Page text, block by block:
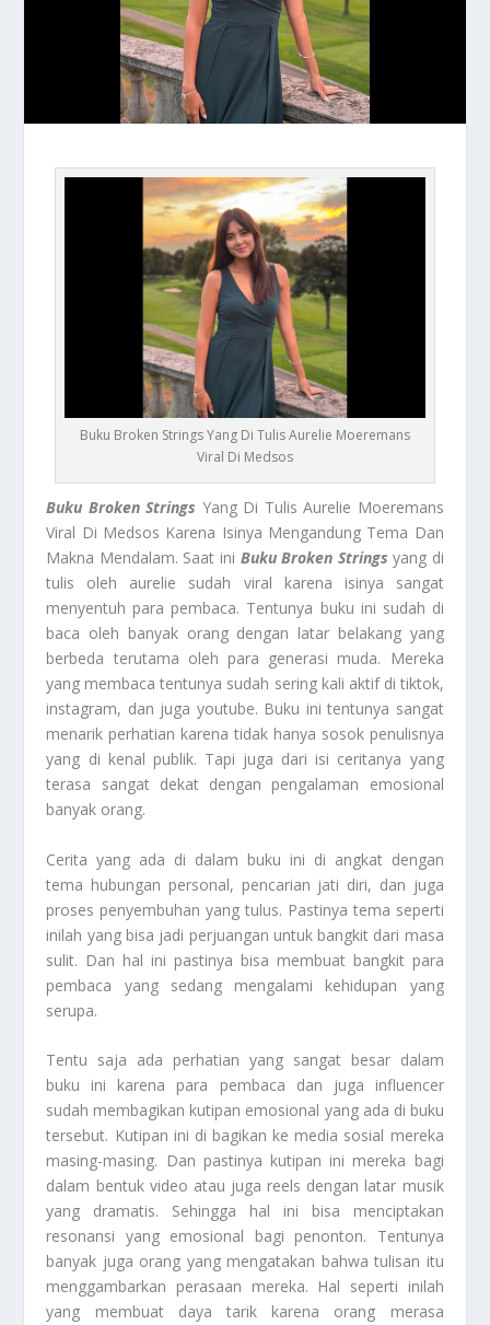
Buku Broken Strings Yang Di Tulis Aurelie Moeremans
Viral Di Medsos
Buku Broken Strings Yang Di Tulis Aurelie Moeremans
Viral Di Medsos Karena Isinya Mengandung Tema Dan
Makna Mendalam. Saat ini Buku Broken Strings yang di
tulis oleh aurelie sudah viral karena isinya sangat
menyentuh para pembaca. Tentunya buku ini sudah di
baca oleh banyak orang dengan latar belakang yang
berbeda terutama oleh para generasi muda. Mereka
yang membaca tentunya sudah sering kali aktif di tiktok,
instagram, dan juga youtube. Buku ini tentunya sangat
menarik perhatian karena tidak hanya sosok penulisnya
yang di kenal publik. Tapi juga dari isi ceritanya yang
terasa sangat dekat dengan pengalaman emosional
banyak orang.
Cerita yang ada di dalam buku ini di angkat dengan
tema hubungan personal, pencarian jati diri, dan juga
proses penyembuhan yang tulus. Pastinya tema seperti
inilah yang bisa jadi perjuangan untuk bangkit dari masa
sulit. Dan hal ini pastinya bisa membuat bangkit para
pembaca yang sedang mengalami kehidupan yang
serupa.
Tentu saja ada perhatian yang sangat besar dalam
buku ini karena para pembaca dan juga influencer
sudah membagikan kutipan emosional yang ada di buku
tersebut. Kutipan ini di bagikan ke media sosial mereka
masing-masing. Dan pastinya kutipan ini mereka bagi
dalam bentuk video atau juga reels dengan latar musik
yang dramatis. Sehingga hal ini bisa menciptakan
resonansi yang emosional bagi penonton. Tentunya
banyak juga orang yang mengatakan bahwa tulisan itu
menggambarkan perasaan mereka. Hal seperti inilah
yang membuat daya tarik karena orang merasa